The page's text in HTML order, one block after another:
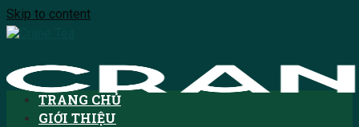
Skip to content
TRANG CHỦ
GIỚI THIỆU